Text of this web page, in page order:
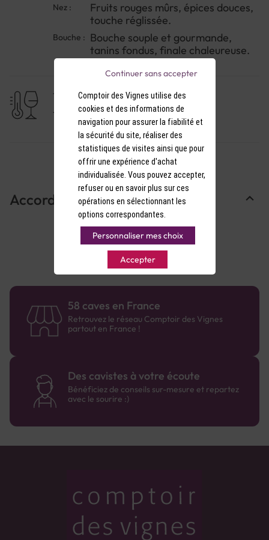
Saveurs : Bouche souple et gourmande, tanins
fondus, finale chaleureuse.
Nez :
Fruits rouges mûrs, épices douces,
touche réglissée.
Bouche : Bouche souple et gourmande,
tanins fondus, finale chaleureuse.
TEMPÉRATURE DE SERVICE
17-18°C
Accords Mets & Vins
58 caves en France
Retrouvez le réseau Comptoir des Vignes
partout en France !
Des cavistes à votre écoute
Bénéficiez de conseils sur-mesure et repartez
avec le sourire :)
Comptoir des Vignes utilise des
cookies et des informations de
navigation pour assurer la fiabilité et
la sécurité du site, réaliser des
statistiques de visites ainsi que pour
offrir une expérience d'achat
individualisée. Vous pouvez accepter,
refuser ou en savoir plus sur ces
opérations en sélectionnant les
options correspondantes.
Personnaliser mes choix
Accepter
Continuer sans accepter